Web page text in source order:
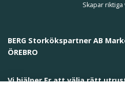
Skapar
BERG Storkökspartner AB
ÖREBRO
Vi hjälper Er att välja rätt